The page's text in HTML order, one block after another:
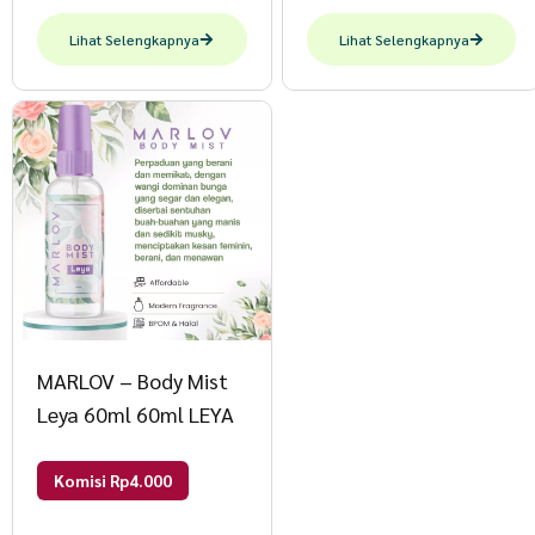
Lihat Selengkapnya Lihat Selengkapnya
MARLOV – Body Mist
Leya 60ml 60ml LEYA
Komisi Rp4.000